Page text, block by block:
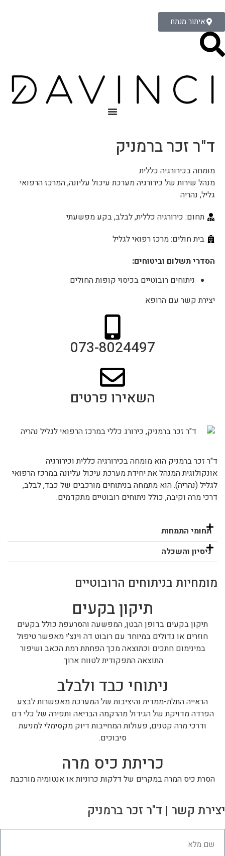
איתור מנתח
ד"ר זכר ברמניק
מומחה בכירורגיה כללית
מנהל שירות של כירורגיה מערכת עיכול עליונה, המרכז הרפואי
גליל, נהריה
תחום: כירורגיה כללית, לבלב, בקע מפשעתי
בית חולים: מרכז רפואי לגליל
הסדרי תשלום וביטוחים:
ניתוחים רובוטיים בכיסוי קופות החולים
יצירת קשר עם הרופא
073-8024497
השאירו פרטים
ד"ר זכר ברמניק הוא מומחה בכירורגיה כללית וכירורגיה
אונקולוגיתהמנהל את יחידת מערכת עיכול עליונה במרכז הרפואי
לגליל (נהריה). הוא מתמחה בניתוחים מורכבים של כבד, לבלב,
דרכי מרה וקיבה, כולל ניתוחים רובוטיים מתקדמים.
תחומי התמחות
ניסיון והשכלה
מומחיות בניתוחים הרובוטיים
תיקון בקעים
תיקון בקעים בדופן הבטן, המפשעה והסרעפת כולל בקעים
חוזרים או גדולים במיוחד עם רובוט דה וינצ'י מאפשר טיפול
במינימום חתכים וכתוצאה מכך הפחתת רמת הכאב ושיפור
התוצאה התפקודית לטווח ארוך.
ניתוחי כבד ולבלב
הראייה התלת-ממדית והיציבות של המערכת מאפשרות לבצע
הפרדה מדויקת של הגידול מהרקמה הבריאה ותפירה של כלי דם
ודרכי מרה קטנים, פעולות המחייבות דיוק מקסימלי למניעת
סיבוכים.
כריתת כיס מרה
הסרת כיס המרה במקרים של דלקות כרוניות או אנטומיה מורכבת
יצירת קשר | ד"ר זכר ברמניק